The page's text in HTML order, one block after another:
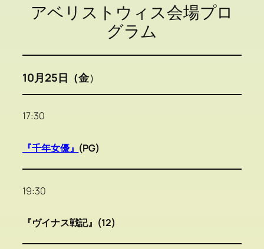
アベリストウィス会場プロ
グラム
10月25日（金）
17:30
『千年女優』 (PG)
19:30
『ヴイナス戦記』(12)